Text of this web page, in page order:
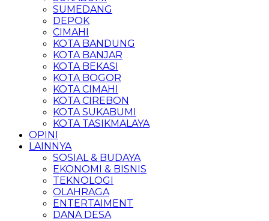
SUMEDANG
DEPOK
CIMAHI
KOTA BANDUNG
KOTA BANJAR
KOTA BEKASI
KOTA BOGOR
KOTA CIMAHI
KOTA CIREBON
KOTA SUKABUMI
KOTA TASIKMALAYA
OPINI
LAINNYA
SOSIAL & BUDAYA
EKONOMI & BISNIS
TEKNOLOGI
OLAHRAGA
ENTERTAIMENT
DANA DESA